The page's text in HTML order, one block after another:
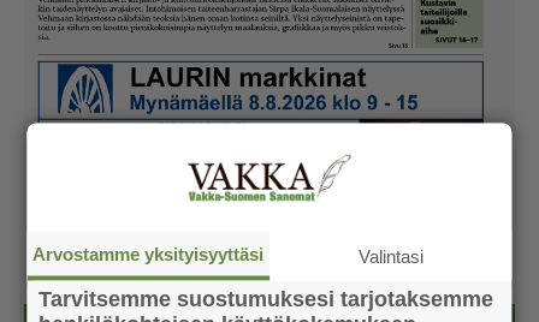
Arvostamme yksityisyyttäsi Valintasi
Tarvitsemme suostumuksesi tarjotaksemme